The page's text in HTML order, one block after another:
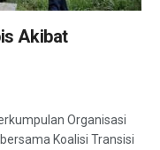
Akibat
Organisasi
Koalisi Transisi